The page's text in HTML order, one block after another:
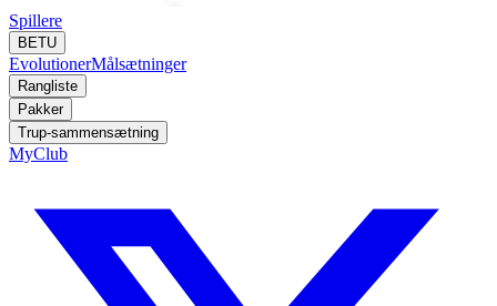
Spillere
BETU
EvolutionerMålsætninger
Rangliste
Pakker
Trup-sammensætning
MyClub